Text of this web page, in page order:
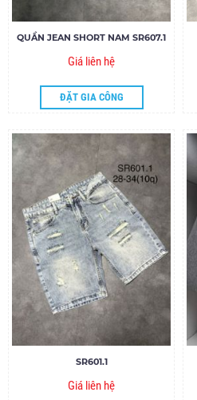
QUẦN JEAN SHORT NAM SR607.1
Giá liên hệ
ĐẶT GIA CÔNG
SR601.1
Giá liên hệ